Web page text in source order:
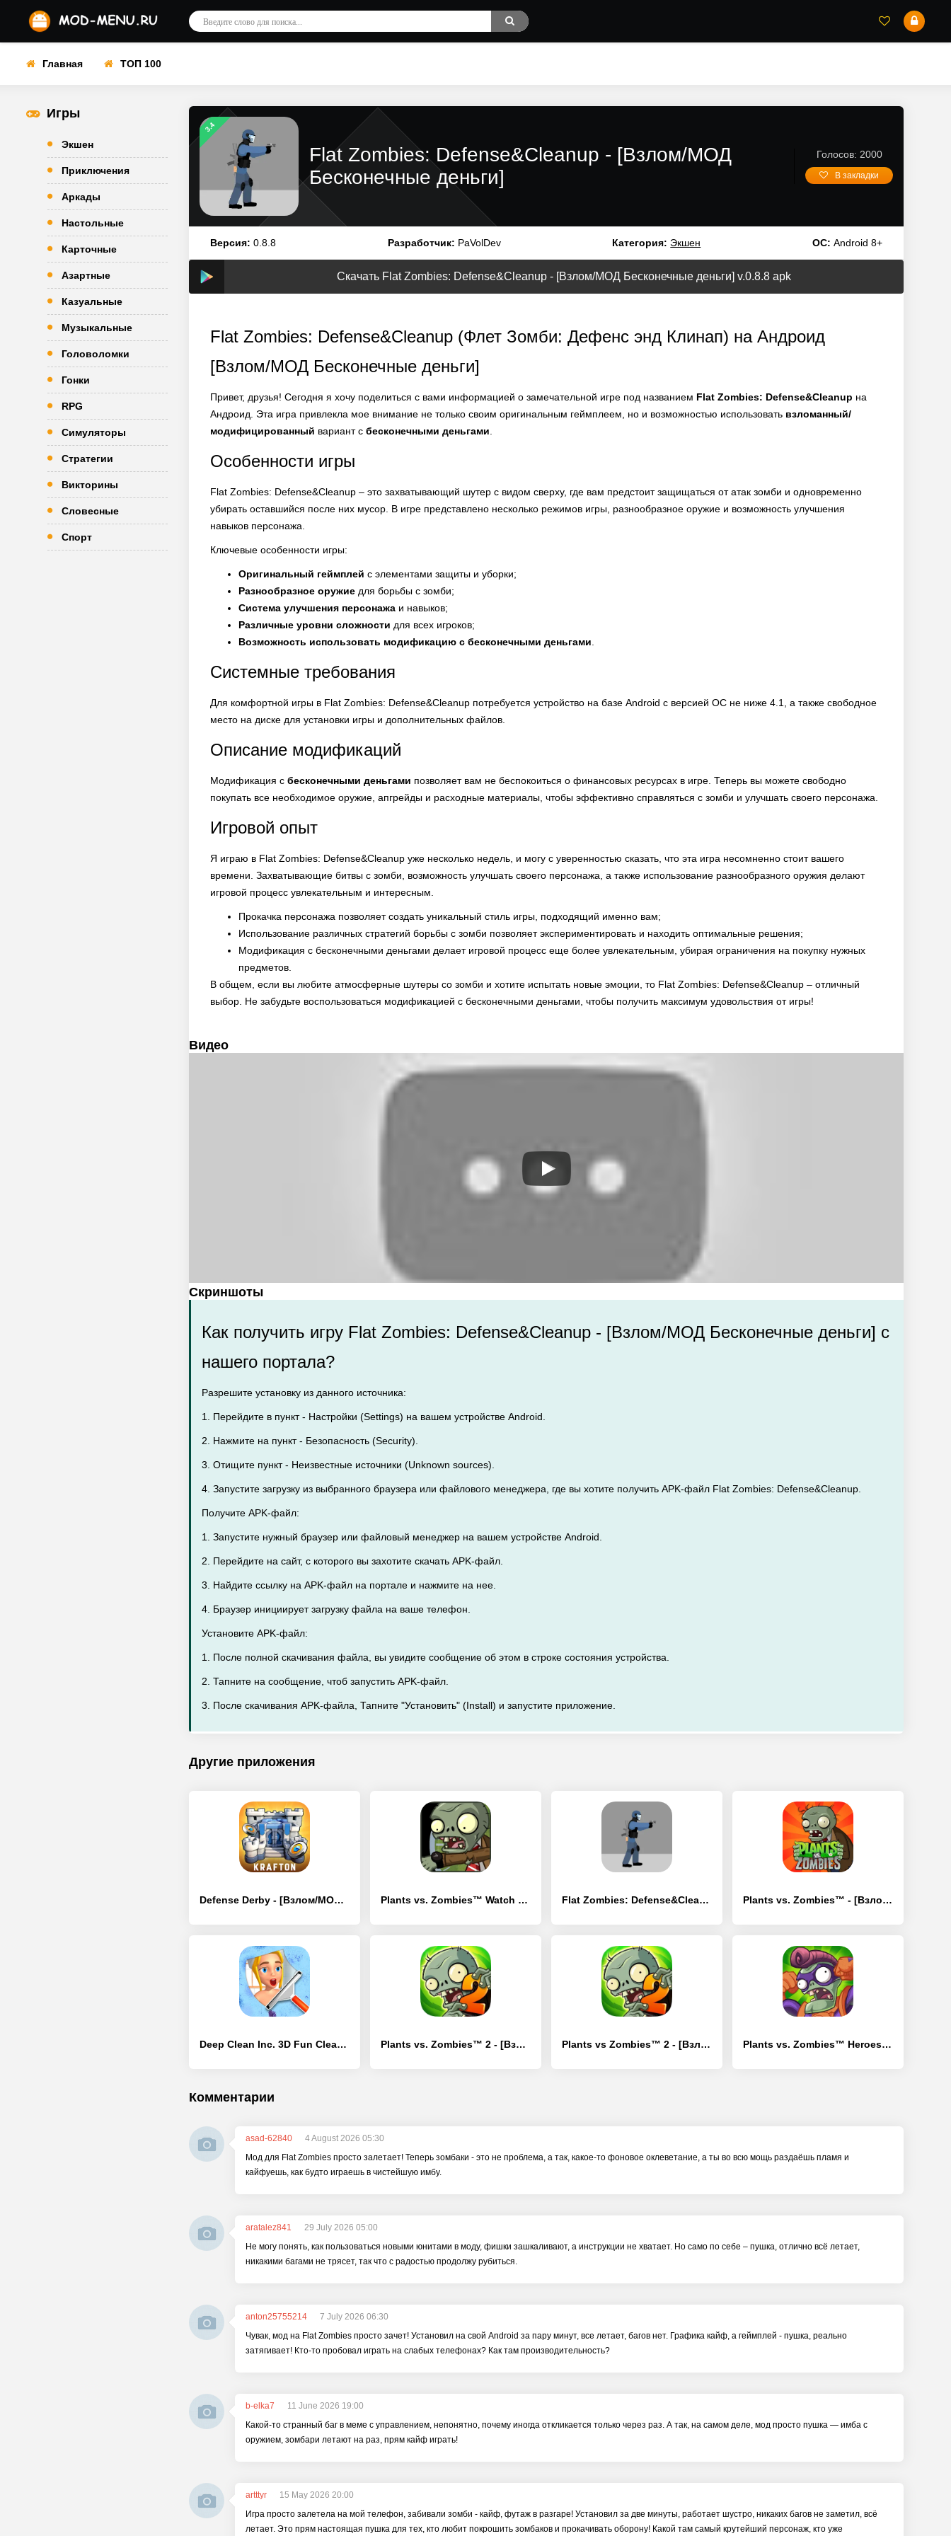
Главная ТОП 100
Игры
Экшен
Приключения
Аркады
Настольные
Карточные
Азартные
Казуальные
Музыкальные
Головоломки
Гонки
RPG
Симуляторы
Стратегии
Викторины
Словесные
Спорт
3.4
Flat Zombies: Defense&Cleanup - [Взлом/МОД
Бесконечные деньги]
Голосов: 2000
В закладки
Версия: 0.8.8 Разработчик: PaVolDev Категория: Экшен ОС: Android 8+
Скачать Flat Zombies: Defense&Cleanup - [Взлом/МОД Бесконечные деньги] v.0.8.8 apk
Flat Zombies: Defense&Cleanup (Флет Зомби: Дефенс энд Клинап) на Андроид
[Взлом/МОД Бесконечные деньги]
Привет, друзья! Сегодня я хочу поделиться с вами информацией о замечательной игре под названием Flat Zombies: Defense&Cleanup на
Андроид. Эта игра привлекла мое внимание не только своим оригинальным геймплеем, но и возможностью использовать взломанный/
модифицированный вариант с бесконечными деньгами
Особенности игры
Flat Zombies: Defense&Cleanup – это захватывающий шутер с видом сверху, где вам предстоит защищаться от атак зомби и одновременно
убирать оставшийся после них мусор. В игре представлено несколько режимов игры, разнообразное оружие и возможность улучшения
навыков персонажа.
Ключевые особенности игры:
Оригинальный геймплей с элементами защиты и уборки;
Разнообразное оружие для борьбы с зомби;
Система улучшения персонажа и навыков;
Различные уровни сложности для всех игроков;
Возможность использовать модификацию с бесконечными деньгами
Системные требования
Для комфортной игры в Flat Zombies: Defense&Cleanup потребуется устройство на базе Android с версией ОС не ниже 4.1, а также свободное
место на диске для установки игры и дополнительных файлов.
Описание модификаций
Модификация с бесконечными деньгами позволяет вам не беспокоиться о финансовых ресурсах в игре. Теперь вы можете свободно
покупать все необходимое оружие, апгрейды и расходные материалы, чтобы эффективно справляться с зомби и улучшать своего персонажа.
Игровой опыт
Я играю в Flat Zombies: Defense&Cleanup уже несколько недель, и могу с уверенностью сказать, что эта игра несомненно стоит вашего
времени. Захватывающие битвы с зомби, возможность улучшать своего персонажа, а также использование разнообразного оружия делают
игровой процесс увлекательным и интересным.
Прокачка персонажа позволяет создать уникальный стиль игры, подходящий именно вам;
Использование различных стратегий борьбы с зомби позволяет экспериментировать и находить оптимальные решения;
Модификация с бесконечными деньгами делает игровой процесс еще более увлекательным, убирая ограничения на покупку нужных
предметов.
В общем, если вы любите атмосферные шутеры со зомби и хотите испытать новые эмоции, то Flat Zombies: Defense&Cleanup – отличный
выбор. Не забудьте воспользоваться модификацией с бесконечными деньгами, чтобы получить максимум удовольствия от игры!
Видео
Скриншоты
Как получить игру Flat Zombies: Defense&Cleanup - [Взлом/МОД Бесконечные деньги] с
нашего портала?
Разрешите установку из данного источника:
1. Перейдите в пункт - Настройки (Settings) на вашем устройстве Android.
2. Нажмите на пункт - Безопасность (Security).
3. Отищите пункт - Неизвестные источники (Unknown sources).
4. Запустите загрузку из выбранного браузера или файлового менеджера, где вы хотите получить APK-файл Flat Zombies: Defense&Cleanup.
Получите APK-файл:
1. Запустите нужный браузер или файловый менеджер на вашем устройстве Android.
2. Перейдите на сайт, с которого вы захотите скачать APK-файл.
3. Найдите ссылку на APK-файл на портале и нажмите на нее.
4. Браузер инициирует загрузку файла на ваше телефон.
Установите APK-файл:
1. После полной скачивания файла, вы увидите сообщение об этом в строке состояния устройства.
2. Тапните на сообщение, чтоб запустить APK-файл.
3. После скачивания APK-файла, Тапните "Установить" (Install) и запустите приложение.
Другие приложения
Defense Derby - [Взлом/МОД Все открыто] Plants vs. Zombies™ Watch Face - [Взлом/МОД Unlocked] Flat Zombies: Defense&Cleanup - [Взлом/МОД Unlocked] Plants vs. Zombies™ - [Взлом/МОД Все открыто]
Deep Clean Inc. 3D Fun Cleanup - [Взлом/МОД Бесконечные деньги] Plants vs. Zombies™ 2 - [Взлом/МОД Меню] Plants vs Zombies™ 2 - [Взлом/МОД Много денег] Plants vs. Zombies™ Heroes - [Взлом/МОД Unlocked]
Комментарии
asad-62840
4 August 2026 05:30
Мод для Flat Zombies просто залетает! Теперь зомбаки - это не проблема, а так, какое-то фоновое оклеветание, а ты во всю мощь раздаёшь пламя и
кайфуешь, как будто играешь в чистейшую имбу.
aratalez841
29 July 2026 05:00
Не могу понять, как пользоваться новыми юнитами в моду, фишки зашкаливают, а инструкции не хватает. Но само по себе – пушка, отлично всё летает,
никакими багами не трясет, так что с радостью продолжу рубиться.
anton25755214
7 July 2026 06:30
Чувак, мод на Flat Zombies просто зачет! Установил на свой Android за пару минут, все летает, багов нет. Графика кайф, а геймплей - пушка, реально
затягивает! Кто-то пробовал играть на слабых телефонах? Как там производительность?
b-elka7
11 June 2026 19:00
Какой-то странный баг в меме с управлением, непонятно, почему иногда откликается только через раз. А так, на самом деле, мод просто пушка — имба с
оружием, зомбари летают на раз, прям кайф играть!
artttyr
15 May 2026 20:00
Игра просто залетела на мой телефон, забивали зомби - кайф, футаж в разгаре! Установил за две минуты, работает шустро, никаких багов не заметил, всё
летает. Это прям настоящая пушка для тех, кто любит покрошить зомбаков и прокачивать оборону! Какой там самый крутейший персонаж, кто уже